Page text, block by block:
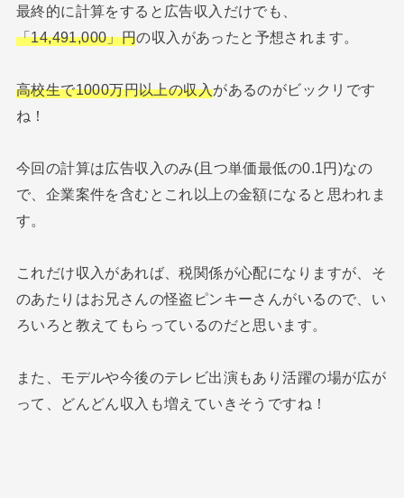
最終的に計算をすると広告収入だけでも、
「14,491,000」円の収入があったと予想されます。
高校生で1000万円以上の収入があるのがビックリです
ね！
今回の計算は広告収入のみ(且つ単価最低の0.1円)なの
で、企業案件を含むとこれ以上の金額になると思われま
す。
これだけ収入があれば、税関係が心配になりますが、そ
のあたりはお兄さんの怪盗ピンキーさんがいるので、い
ろいろと教えてもらっているのだと思います。
また、モデルや今後のテレビ出演もあり活躍の場が広が
って、どんどん収入も増えていきそうですね！